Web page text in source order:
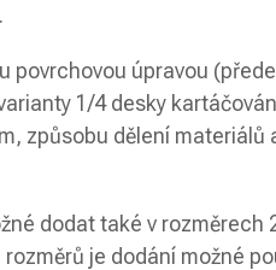
povrchovou úpravou
1/4 desky
způsobu dělení materiálů
dodat také v rozměrech
je dodání možné